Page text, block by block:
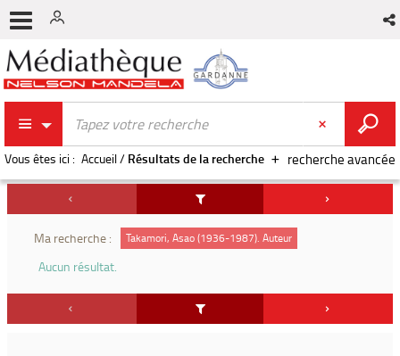
recherche avancée
Vous êtes ici : Accueil/ Résultats de la recherche
Ma recherche : Takamori, Asao (1936-1987). Auteur
Aucun résultat.